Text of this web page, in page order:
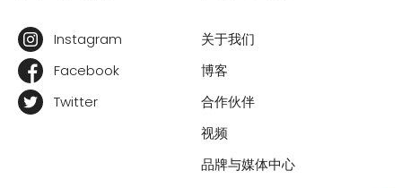
Instagram
Facebook
Twitter
关于我们
博客
合作伙伴
视频
品牌与媒体中心